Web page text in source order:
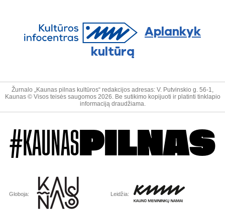
Aplankyk
kultūrą
Žurnalo „Kaunas pilnas kultūros“ redakcijos adresas: V. Putvinskio g. 56-1,
Kaunas © Visos teisės saugomos 2026. Be sutikimo kopijuoti ir platinti tinklapio
informaciją draudžiama.
#KAUNAS PILNAS
Globoja: Leidžia: